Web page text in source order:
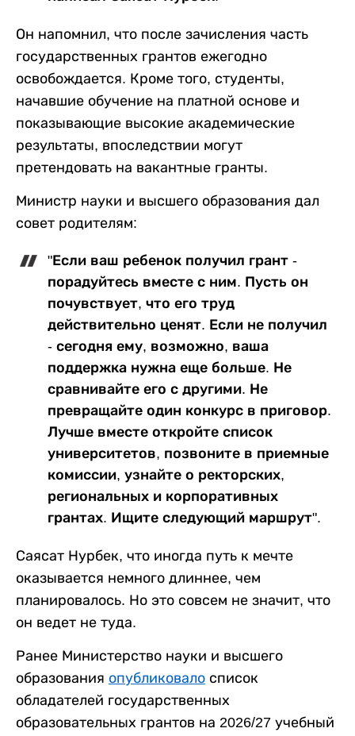
Он напомнил, что после зачисления часть
государственных грантов ежегодно
освобождается. Кроме того, студенты,
начавшие обучение на платной основе и
показывающие высокие академические
результаты, впоследствии могут
претендовать на вакантные гранты.
Министр науки и высшего образования дал
совет родителям:
"Если ваш ребенок получил грант -
порадуйтесь вместе с ним. Пусть он
почувствует, что его труд
действительно ценят. Если не получил
- сегодня ему, возможно, ваша
поддержка нужна еще больше. Не
сравнивайте его с другими. Не
превращайте один конкурс в приговор.
Лучше вместе откройте список
университетов, позвоните в приемные
комиссии, узнайте о ректорских,
региональных и корпоративных
грантах. Ищите следующий маршрут".
Саясат Нурбек, что иногда путь к мечте
оказывается немного длиннее, чем
планировалось. Но это совсем не значит, что
он ведет не туда.
Ранее Министерство науки и высшего
образования опубликовало список
обладателей государственных
образовательных грантов на 2026/27 учебный